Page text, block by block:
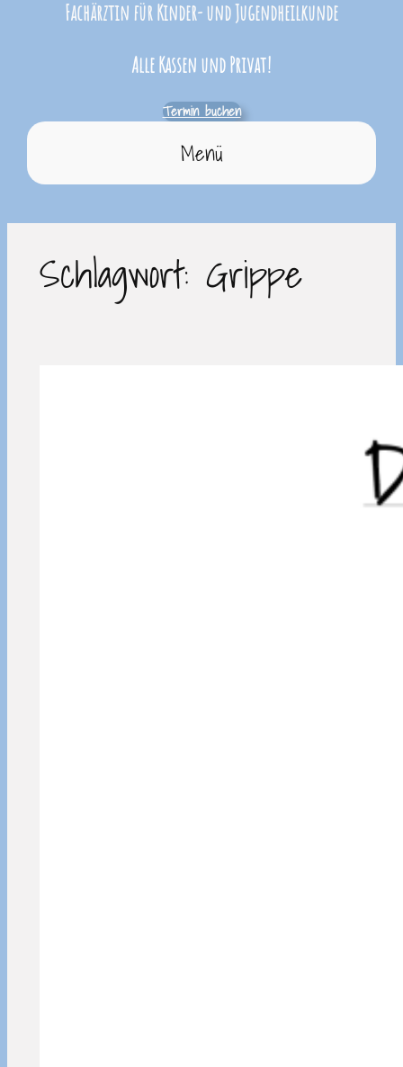
Fachärztin für Kinder- und Jugendheilkunde
Alle Kassen und Privat!
Termin buchen
Menü
Schlagwort: Grippe